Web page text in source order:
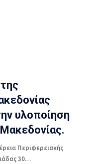
υλοποίηση
Περιφερειακής
30…